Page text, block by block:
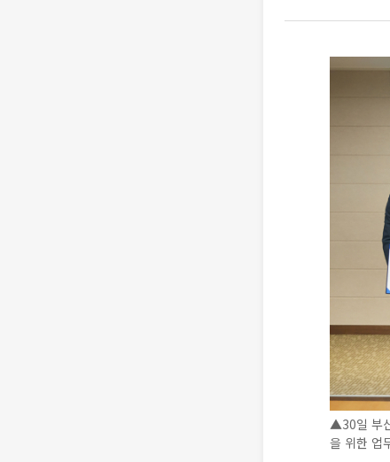
▲30일 부
을 위한 업